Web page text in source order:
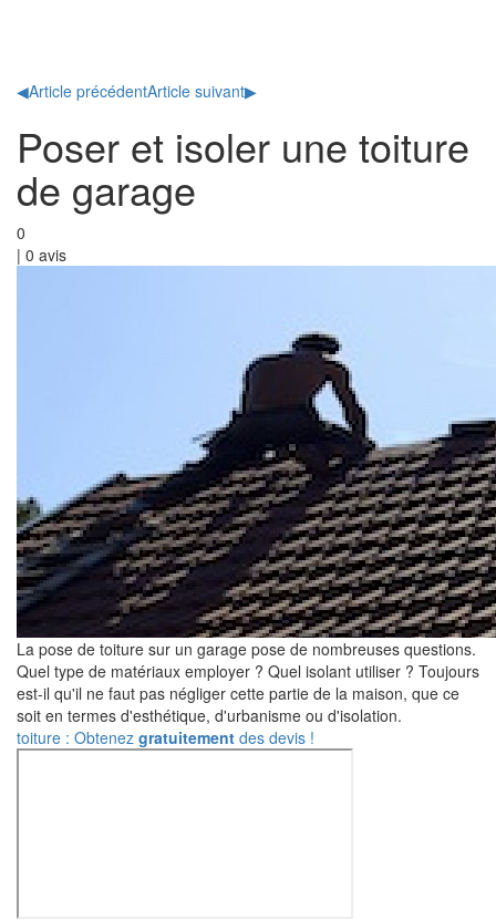
◀Article précédentArticle suivant▶
Poser et isoler une toiture
de garage
0
| 0 avis
La pose de toiture sur un garage pose de nombreuses questions.
Quel type de matériaux employer ? Quel isolant utiliser ? Toujours
est-il qu'il ne faut pas négliger cette partie de la maison, que ce
soit en termes d'esthétique, d'urbanisme ou d'isolation.
toiture : Obtenez gratuitement des devis !